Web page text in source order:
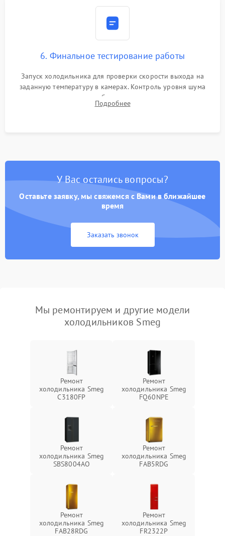
6. Финальное тестирование работы
Запуск холодильника для проверки скорости выхода на
заданную температуру в камерах. Контроль уровня шума
компрессора, отсутствия обмерзания стенок и корректного
срабатывания системы автоматической оттайки.
Подробнее
У Вас остались вопросы?
Оставьте заявку, мы свяжемся с Вами в ближайшее
время
Заказать звонок
Мы ремонтируем и другие модели
холодильников Smeg
Ремонт
холодильника Smeg
C3180FP
Ремонт
холодильника Smeg
FQ60NPE
Ремонт
холодильника Smeg
SBS8004AO
Ремонт
холодильника Smeg
FAB5RDG
Ремонт
холодильника Smeg
FAB28RDG
Ремонт
холодильника Smeg
FR2322P